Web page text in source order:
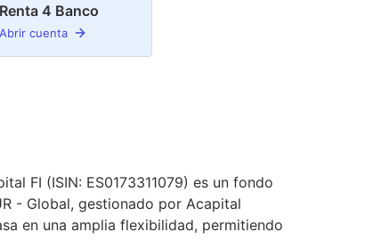
Renta 4 Banco
Abrir cuenta
FI (ISIN: ES0173311079) es un fondo
- Global, gestionado por Acapital
en una amplia flexibilidad, permitiendo